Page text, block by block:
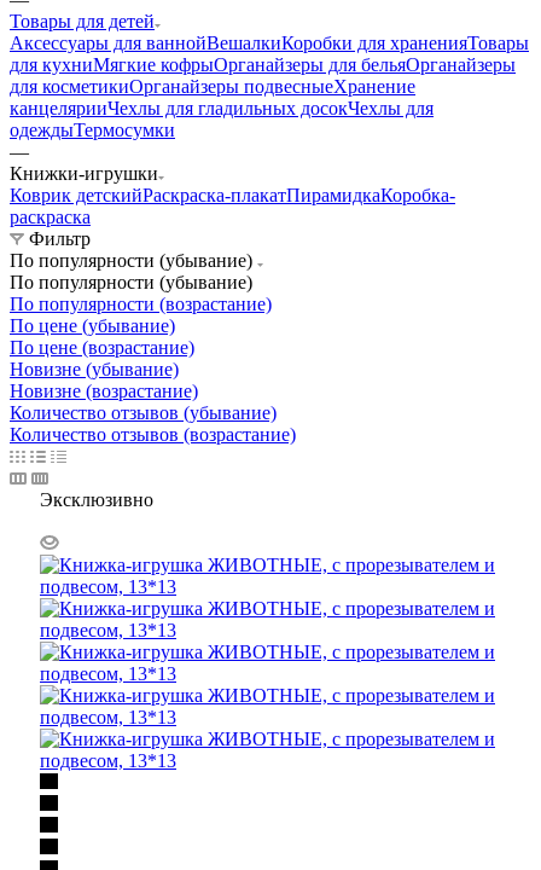
Товары для детей
Аксессуары для ваннойВешалкиКоробки для храненияТовары
для кухниМягкие кофрыОрганайзеры для бельяОрганайзеры
для косметикиОрганайзеры подвесныеХранение
канцелярииЧехлы для гладильных досокЧехлы для
одеждыТермосумки
—
Книжки-игрушки
Коврик детскийРаскраска-плакатПирамидкаКоробка-
раскраска
Фильтр
По популярности (убывание)
По популярности (убывание)
По популярности (возрастание)
По цене (убывание)
По цене (возрастание)
Новизне (убывание)
Новизне (возрастание)
Количество отзывов (убывание)
Количество отзывов (возрастание)
Эксклюзивно